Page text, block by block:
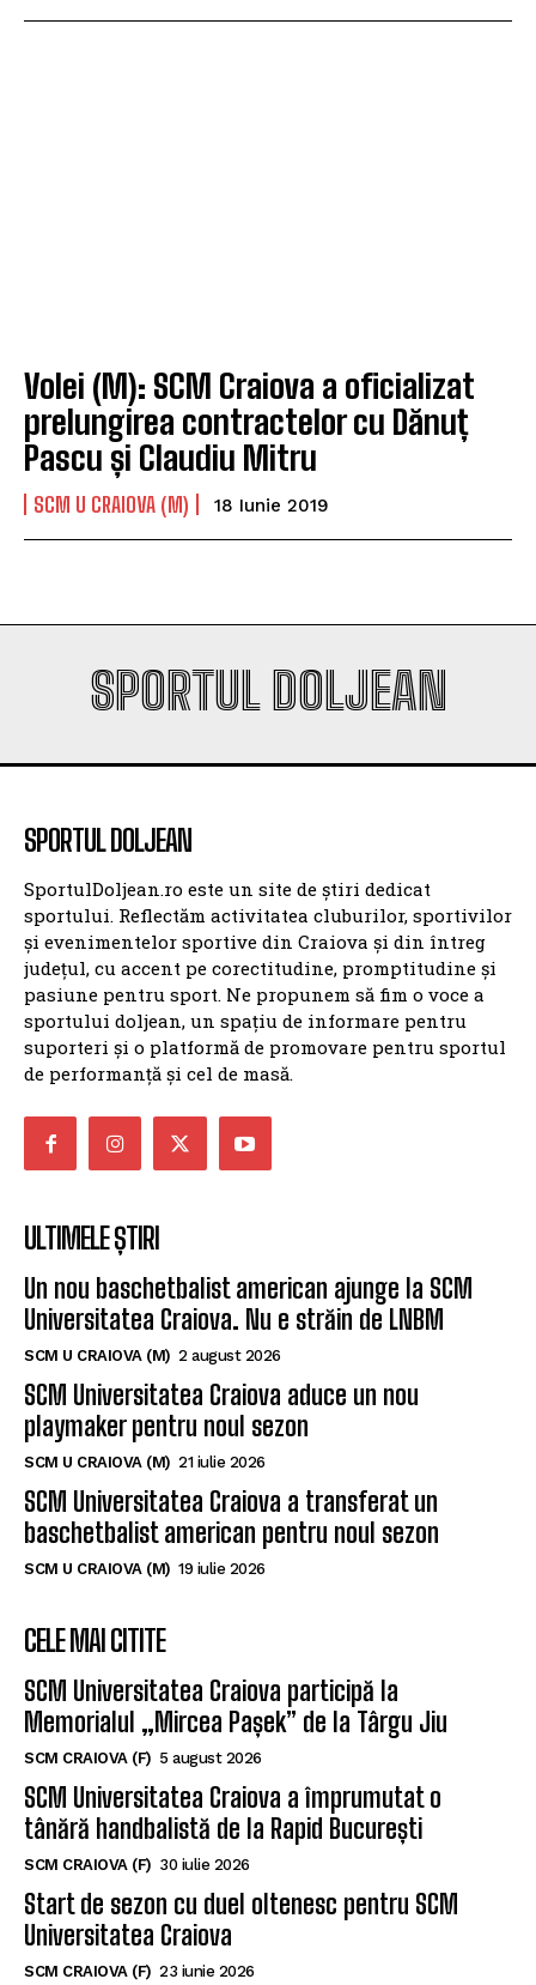
Volei (M): SCM Craiova a oficializat
prelungirea contractelor cu Dănuț
Pascu și Claudiu Mitru
SCM U CRAIOVA (M) 18 Iunie 2019
SPORTUL DOLJEAN
SPORTUL DOLJEAN
SportulDoljean.ro este un site de știri dedicat
sportului. Reflectăm activitatea cluburilor, sportivilor
și evenimentelor sportive din Craiova și din întreg
județul, cu accent pe corectitudine, promptitudine și
pasiune pentru sport. Ne propunem să fim o voce a
sportului doljean, un spațiu de informare pentru
suporteri și o platformă de promovare pentru sportul
de performanță și cel de masă.
ULTIMELE ȘTIRI
Un nou baschetbalist american ajunge la SCM
Universitatea Craiova. Nu e străin de LNBM
SCM U CRAIOVA (M) 2 august 2026
SCM Universitatea Craiova aduce un nou
playmaker pentru noul sezon
SCM U CRAIOVA (M) 21 iulie 2026
SCM Universitatea Craiova a transferat un
baschetbalist american pentru noul sezon
SCM U CRAIOVA (M) 19 iulie 2026
CELE MAI CITITE
SCM Universitatea Craiova participă la
Memorialul „Mircea Pașek” de la Târgu Jiu
SCM CRAIOVA (F) 5 august 2026
SCM Universitatea Craiova a împrumutat o
tânără handbalistă de la Rapid București
SCM CRAIOVA (F) 30 iulie 2026
Start de sezon cu duel oltenesc pentru SCM
Universitatea Craiova
SCM CRAIOVA (F) 23 iunie 2026